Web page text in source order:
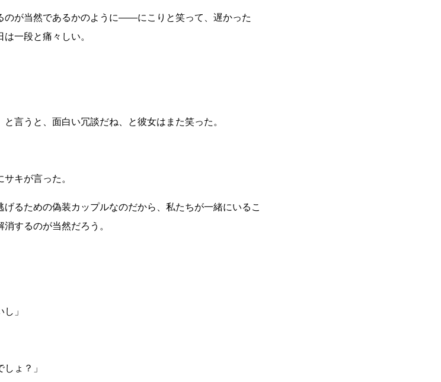
のが当然であるかのように――にこりと笑って、遅かった
一段と痛々しい。
言うと、面白い冗談だね、と彼女はまた笑った。
キが言った。
るための偽装カップルなのだから、私たちが一緒にいるこ
するのが当然だろう。
」
ょ？」